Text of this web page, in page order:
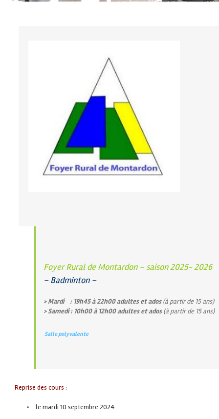
Foyer Rural de Montardon – saison 2025- 2026
– Badminton –
> Mardi : 19h45 à 22h00adultes et ados(à partir de 15 ans)
> Samedi : 10h00 à 12h00 adultes et ados(à partir de 15 ans)
Salle polyvalente
Reprise des cours :
le mardi 10 septembre 2024